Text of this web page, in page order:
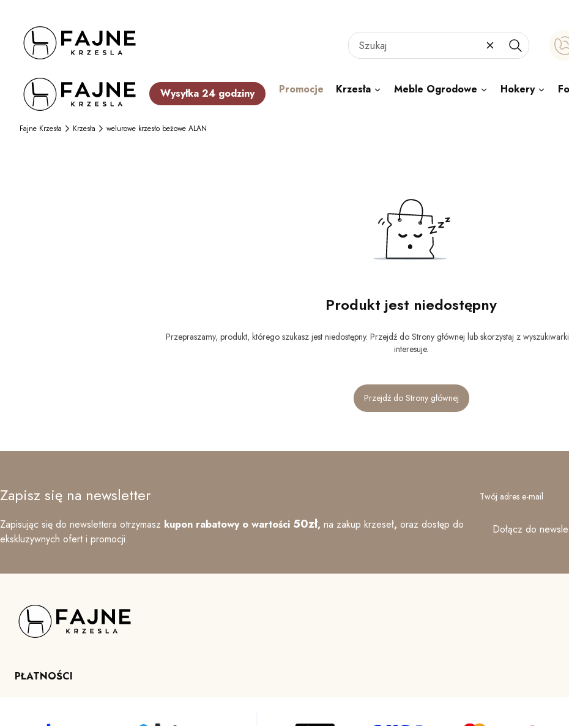
WyczyśćSzukaj
Wysyłka 24 godziny Promocje Krzesła Meble Ogrodowe Hokery
Fajne Krzesła Krzesła welurowe krzesło beżowe ALAN
Produkt jest niedostępny
Przepraszamy, produkt, którego szukasz jest niedostępny. Przejdź do Strony głównej lub skorzystaj z
interesuje.
Przejdź do Strony głównej
Zapisz się na newsletter
Zapisując się do newslettera otrzymasz kupon rabatowy o wartości 50zł, na zakup krzeseł, oraz dostęp do
ekskluzywnych ofert i promocji.
Twój adres e-mail
Dołącz do
PŁATNOŚCI